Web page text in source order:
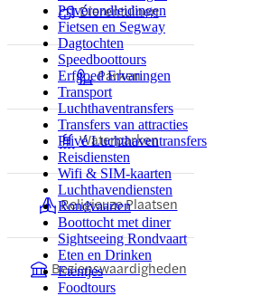
Privérondleidingen
Fietsen en Segway
Dagtochten
Speedboottours
Erfgoed Ervaringen
Transport
Luchthaventransfers
Transfers van attracties
Privé Luchthaventransfers
Reisdiensten
Wifi & SIM-kaarten
Luchthavendiensten
Rondvaarten
Boottocht met diner
Sightseeing Rondvaart
Eten en Drinken
Etentjes
Foodtours
Dierentuinen
Parken
Waterparken
Religieuze Plaatsen
Bezienswaardigheden